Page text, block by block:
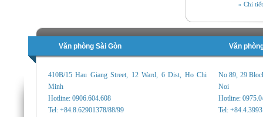
» Chi tiết
Văn phòng Sài Gòn Văn
410B/15 Hau Giang Street, 12 Ward, 6 Dist, Ho Chi
Minh
Hotline: 0906.604.608
Tel: +84.8.62901378/88/99
No 89, 29
Noi
Hotline:
Tel: